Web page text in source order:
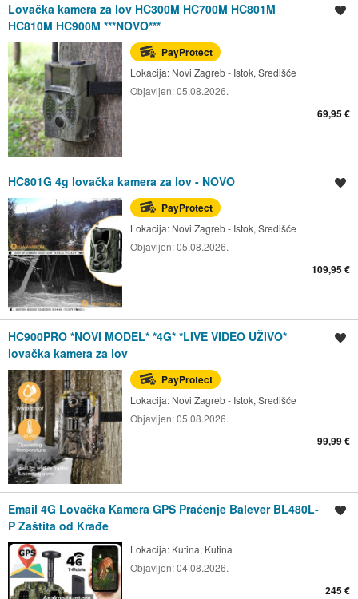
Lovačka kamera za lov HC300M HC700M HC801M
HC810M HC900M ***NOVO***
PayProtect
Lokacija: Novi Zagreb - Istok, Središće
Objavljen:05.08.2026.
69,95 €
HC801G 4g lovačka kamera za lov - NOVO
PayProtect
Lokacija: Novi Zagreb - Istok, Središće
Objavljen:05.08.2026.
109,95 €
HC900PRO *NOVI MODEL* *4G* *LIVE VIDEO UŽIVO*
lovačka kamera za lov
PayProtect
Lokacija: Novi Zagreb - Istok, Središće
Objavljen:05.08.2026.
99,99 €
Email 4G Lovačka Kamera GPS Praćenje Balever BL480L-
P Zaštita od Krađe
Lokacija: Kutina, Kutina
Objavljen:04.08.2026.
245 €